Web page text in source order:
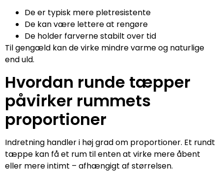
De er typisk mere pletresistente
De kan være lettere at rengøre
De holder farverne stabilt over tid
Til gengæld kan de virke mindre varme og naturlige
end uld.
Hvordan runde tæpper
påvirker rummets
proportioner
Indretning handler i høj grad om proportioner. Et rundt
tæppe kan få et rum til enten at virke mere åbent
eller mere intimt – afhængigt af størrelsen.